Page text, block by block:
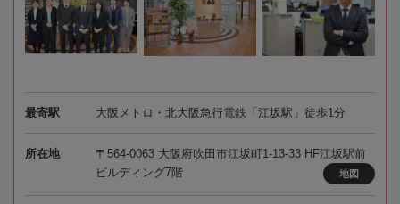
最寄駅 大阪メトロ・北大阪急行電鉄「江坂駅」徒歩1分
所在地
〒564-0063 大阪府吹田市江坂町1-13-33 HF江坂駅前
ビルディング7階
地図